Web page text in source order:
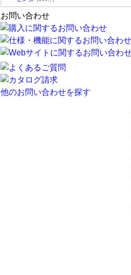
お問い合わせ
他のお問い合わせを探す